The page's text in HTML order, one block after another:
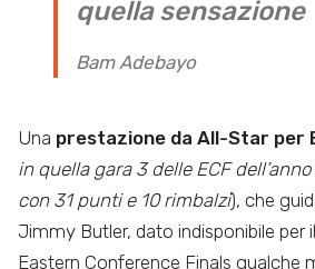
quella sensazione
Bam Adebayo
Una prestazione da All-Star per
in quella gara 3 delle ECF
con 31 punti e 10 rimbalzi), che
Jimmy Butler, dato indisponibile per
Eastern Conference Finals qualche